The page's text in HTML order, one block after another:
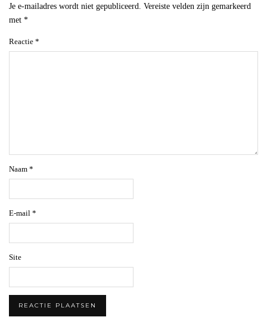
Je e-mailadres wordt niet gepubliceerd. Vereiste velden zijn gemarkeerd
met *
Reactie *
Naam *
E-mail *
Site